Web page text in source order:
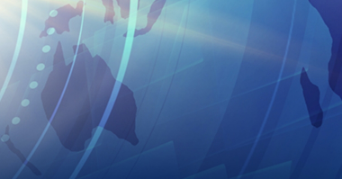
Founder
Chairman
Key Milestones
Operating Base
Development Strategy and Blueprint
Overview
Downloads
MIH Consortium
MIH Open EV Alliance
3+3+3
Events
Industry Events
Corporate Events
Investor Meetings and
Roadshows
Videos
Corporate Governance
Overview
Letter from Chairman and
Sustainability Committee
Our Focuses
Sustainable Governance
Employees